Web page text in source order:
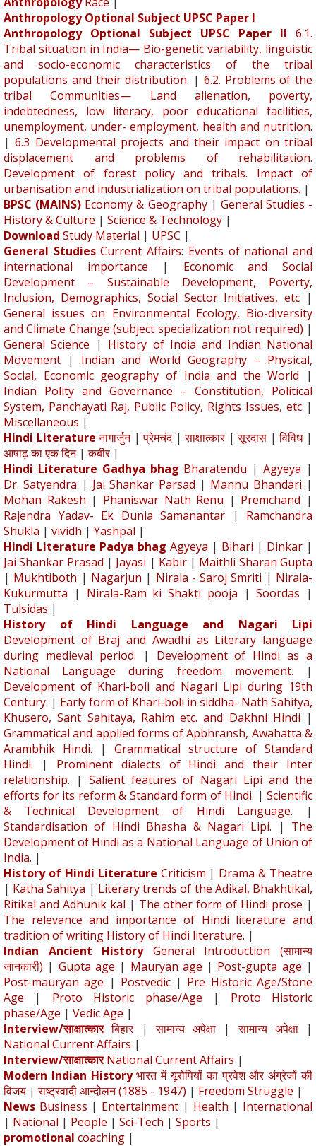
Anthropology Optional Subject UPSC Paper I
Anthropology Optional Subject UPSC Paper II 6.1.
Tribal situation in India— Bio-genetic variability, linguistic
and socio-economic characteristics of the tribal
populations and their distribution. | 6.2. Problems of the
tribal Communities— Land alienation, poverty,
indebtedness, low literacy, poor educational facilities,
unemployment, under- employment, health and nutrition.
|6.3 Developmental projects and their impact on tribal
displacement and problems of rehabilitation.
Development of forest policy and tribals. Impact of
urbanisation and industrialization on tribal populations. |
BPSC (MAINS) Economy & Geography| General Studies -
History & Culture | Science & Technology |
Download Study Material | UPSC |
General Studies Current Affairs: Events of national and
international importance | Economic and Social
Development – Sustainable Development, Poverty,
Inclusion, Demographics, Social Sector Initiatives, etc |
General issues on Environmental Ecology, Bio-diversity
and Climate Change (subject specialization not required) |
General Science | History of India and Indian National
Movement | Indian and World Geography – Physical,
Social, Economic geography of India and the World |
Indian Polity and Governance – Constitution, Political
System, Panchayati Raj, Public Policy, Rights Issues, etc |
Miscellaneous |
Hindi Literature नागार्जुन|प्रेमचंद|साक्षात्कार|सूरदास |विविध|
आषाढ़ का एक दिन|कबीर|
Hindi Literature Gadhya bhag Bharatendu |Agyeya |
Dr. Satyendra | Jai Shankar Parsad | Mannu Bhandari |
Mohan Rakesh | Phaniswar Nath Renu | Premchand |
Rajendra Yadav- Ek Dunia Samanantar | Ramchandra
Shukla | vividh | Yashpal |
Hindi Literature Padya bhag Agyeya | Bihari | Dinkar |
Jai Shankar Prasad | Jayasi | Kabir| Maithli Sharan Gupta
| Mukhtiboth | Nagarjun | Nirala - Saroj Smriti | Nirala-
Kukurmutta | Nirala-Ram ki Shakti pooja |Soordas |
Tulsidas |
History of Hindi Language and Nagari Lipi
Development of Braj and Awadhi as Literary language
during medieval period. | Development of Hindi as a
National Language during freedom movement. |
Development of Khari-boli and Nagari Lipi during 19th
Century. | Early form of Khari-boli in siddha- Nath Sahitya,
Khusero, Sant Sahitaya, Rahim etc. and Dakhni Hindi |
Grammatical and applied forms of Apbhransh, Awahatta &
Arambhik Hindi. | Grammatical structure of Standard
Hindi. | Prominent dialects of Hindi and their Inter
relationship. | Salient features of Nagari Lipi and the
efforts for its reform & Standard form of Hindi. | Scientific
& Technical Development of Hindi Language. |
Standardisation of Hindi Bhasha & Nagari Lipi. | The
Development of Hindi as a National Language of Union of
India. |
History of Hindi Literature Criticism | Drama & Theatre
| Katha Sahitya | Literary trends of the Adikal, Bhakhtikal,
Ritikal and Adhunik kal | The other form of Hindi prose |
The relevance and importance of Hindi literature and
tradition of writing History of Hindi literature. |
Indian Ancient History
General Introduction (सामान्य
जानकारी) | Gupta age | Mauryan age | Post-gupta age |
Post-mauryan age | Postvedic| Pre Historic Age/Stone
Age | Proto Historic phase/Age | Proto Historic
phase/Age | Vedic Age |
Interview/साक्षात्कार बिहार |सामान्य अपेक्षा |सामान्य अपेक्षा
|
National Current Affairs |
Interview/साक्षात्कार National Current Affairs |
Modern Indian History भारत में यूरोपियों का प्रवेश और अंग्रेजों की
विजय |राष्ट्रवादी आन्दोलन (1885 - 1947) | Freedom Struggle |
News Business | Entertainment | Health | International
| National | People | Sci-Tech | Sports |
promotional coaching |